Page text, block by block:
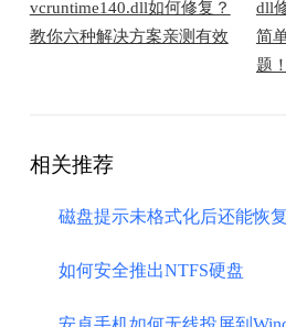
vcruntime140.dll如何修复？
教你六种解决方案亲测有效
​dll
简
题！
相关推荐
磁盘提示未格式化后还能恢
如何安全推出NTFS硬盘